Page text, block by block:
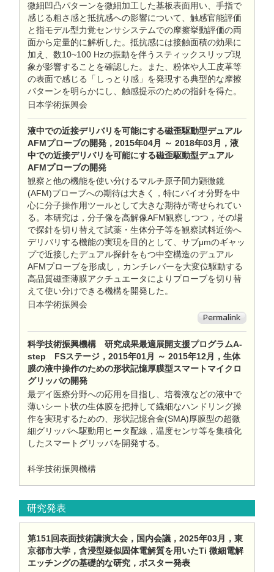
微細凹凸パターンを微細加工した基板表面用い、手指で
感じる粗さ感と抵抗感への影響について、触感官能評価
と指モデル型力覚センサシステムでの摩擦挙動評価の両
面から定量的に解析した。抵抗感には接触面積の効果に
加え、数10~100 Hzの振動を伴うスティックスリップ現
象が影響することを確認した。また、粉体や人工皮革等
の表面で感じる「しっとり感」を発現する典型的な摩擦
パターンを明らかにし、触感提示のための指針を得た。
日本学術振興会
液中での近接デリバリを可能にする磁歪駆動型デュアル
AFMプローブの開発，2015年04月 ～ 2018年03月，液
中での近接デリバリを可能にする磁歪駆動型デュアル
AFMプローブの開発
観察と他の機能を使い分けるマルチ原子間力顕微鏡
(AFM)プローブへの期待は大きく，特にバイオ分野を中
心に分子操作用ツールとして大きな期待が寄せられてい
る。本研究は，分子像を高解像AFM観察しつつ，その場
で探針を切り替えて試薬・生体分子等を観察試料近傍へ
デリバリする機能の実現を目的として、サブμmのギャッ
プで近接したデュアル探針をもつ中空構造のデュアル
AFMプローブを形成し，カンチレバーを大変位駆動する
高品質磁歪薄膜アクチュエータによりプローブを切り替
えて使い分けできる機構を開発した。
日本学術振興会
科学技術振興機構 研究成果最適展開支援プログラムA-
step FSステージ，2015年01月 ～ 2015年12月，生体
膜の液中操作のための形状記憶厚膜型スマートマイクロ
グリッパの開発
最デイ医療分野への応用を目指し、培養液などの液中で
薄いシート状の生体膜を把持して繊細なハンドリング操
作を実現するための、形状記憶合金(SMA)厚膜型の超微
細グリッパへ駆動用ヒータ配線，温度センサ等を集積化
したスマートグリッパを開発する。
科学技術振興機構
研究発表
第151回表面技術講演大会，国内会議，2025年03月，東
京都市大学，含浸型疑似固体電解質を用いたTi 微細電解
エッチングの基礎的な研究，ポスター発表